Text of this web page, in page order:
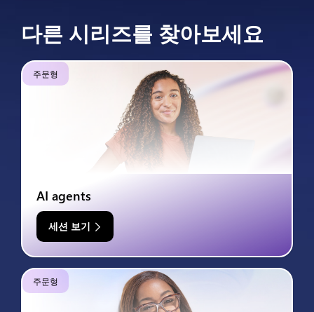
다른 시리즈를 찾아보세요
주문형
AI agents
세션 보기
주문형